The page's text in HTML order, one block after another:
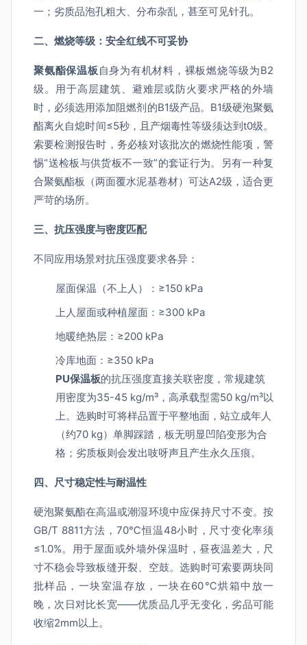
一；劣质品泡孔粗大、分布杂乱，甚至可见针孔。
二、燃烧等级：安全红线不可妥协
聚氨酯保温板 自身为有机材料，裸板燃烧等级为B2
级。用于高层建筑、避难层或防火要求严格的外墙
时，必须选用添加阻燃剂的B1级产品。B1级硬泡聚氨
酯离火自熄时间≤5秒，且产烟毒性等级须达到t0级。
索要检测报告时，务必核对该批次的燃烧性能项，警
惕“送检板与供货板不一致”的套证行为。另有一种复
合聚氨酯板（两面覆水泥基卷材）可达A2级，适合更
严苛的场所。
三、抗压强度与密度匹配
不同应用场景对抗压强度要求各异：
屋面保温（不上人）：≥150 kPa
上人屋面或种植屋面：≥300 kPa
地暖绝热层：≥200 kPa
冷库地面：≥350 kPa
PU保温板的抗压强度直接关联密度，常规建筑
用密度为35-45 kg/m³，高承载型需50 kg/m³以
上。选购时可将样品置于平整地面，站立成年人
（约70 kg）单脚踩踏，板无明显凹陷变形为合
格；劣质板则会发出吱呀声且产生永久压痕。
四、尺寸稳定性与耐温性
硬泡聚氨酯在高温或潮湿环境中应保持尺寸不变。按
GB/T 8811方法，70℃恒温48小时，尺寸变化率须
≤1.0%。用于屋面或外墙外保温时，昼夜温差大，尺
寸不稳会导致板缝开裂、空鼓。选购时可索要两块同
批样品，一块室温存放，一块在60℃烘箱中放一
晚，次日对比长宽——优质品几乎无变化，劣品可能
收缩2mm以上。